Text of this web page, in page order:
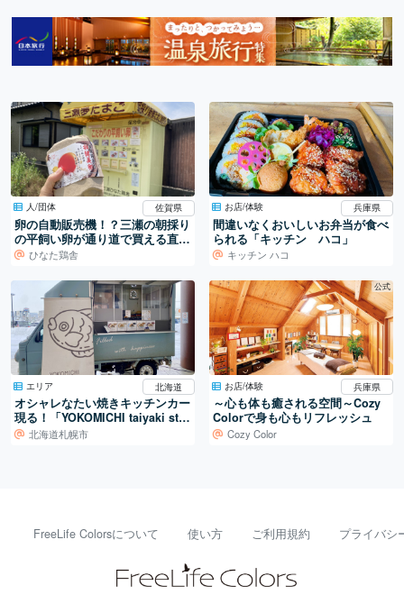
人/団体 佐賀県
卵の自動販売機！？三瀬の朝採り
の平飼い卵が通り道で買える直売
所。ひなた鶏舎
お店/体験 兵庫県
間違いなくおいしいお弁当が食べ
られる「キッチン ハコ」
キッチン ハコ
エリア 北海道
オシャレなたい焼きキッチンカー
現る！「YOKOMICHI taiyaki sta
nd」北海道札幌市
公式
お店/体験 兵庫県
～心も体も癒される空間～Cozy
Colorで身も心もリフレッシュ
Cozy Color
FreeLife Colorsについて 使い方 ご利用規約 プライバシ